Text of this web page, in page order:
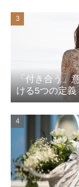
「付き合う」
ける5つの定義